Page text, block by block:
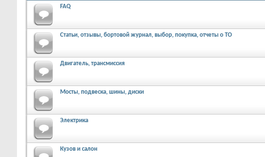
FAQ
Статьи, отзывы, бортовой журнал, выбор, покупка, отчеты о ТО
Двигатель, трансмиссия
Мосты, подвеска, шины, диски
Электрика
Кузов и салон